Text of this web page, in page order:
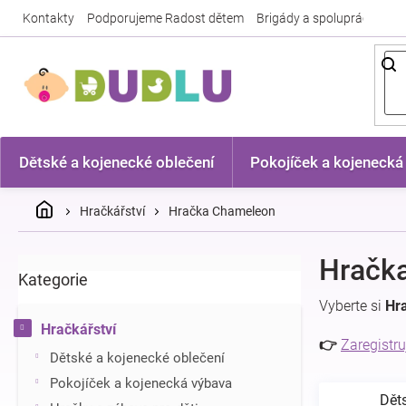
Kontakty Podporujeme Radost dětem Brigády a spolupráce
Dětské a kojenecké oblečení Pokojíček a kojenecká
DomůHračkářství Hračka Chameleon
o
t
r
Přeskočit
Kategorie
Hračkářství
Dětské a kojenecké oblečení
Pokojíček a kojenecká výbava
Vyberte si
👉